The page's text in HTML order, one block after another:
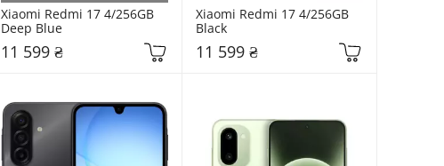
Xiaomi Redmi 17 4/256GB
Deep Blue
11 599 ₴
Xiaomi Redmi 17 4/256GB
Black
11 599 ₴